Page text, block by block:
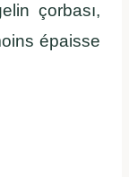
çorbası,
épaisse